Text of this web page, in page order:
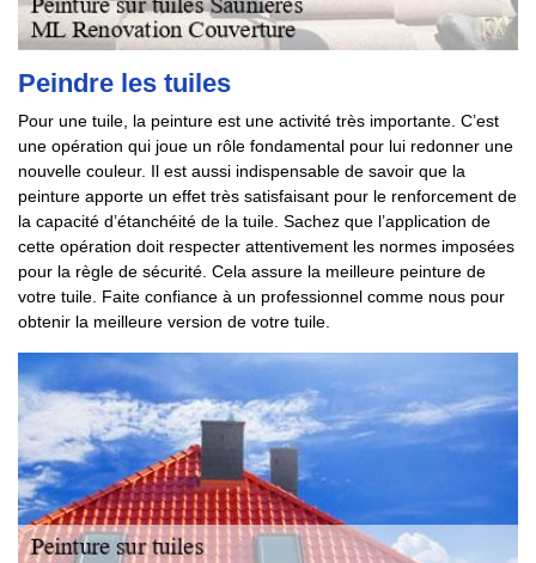
Peindre les tuiles
Pour une tuile, la peinture est une activité très importante. C’est
une opération qui joue un rôle fondamental pour lui redonner une
nouvelle couleur. Il est aussi indispensable de savoir que la
peinture apporte un effet très satisfaisant pour le renforcement de
la capacité d’étanchéité de la tuile. Sachez que l’application de
cette opération doit respecter attentivement les normes imposées
pour la règle de sécurité. Cela assure la meilleure peinture de
votre tuile. Faite confiance à un professionnel comme nous pour
obtenir la meilleure version de votre tuile.